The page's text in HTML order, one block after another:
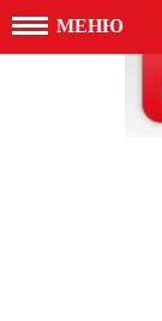
МЕНЮ